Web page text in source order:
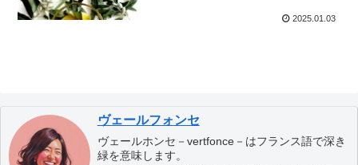
2025.01.03
ヴェールフォンセ
ヴェールホンセ－vertfonce－はフランス語で深き
緑を意味します。